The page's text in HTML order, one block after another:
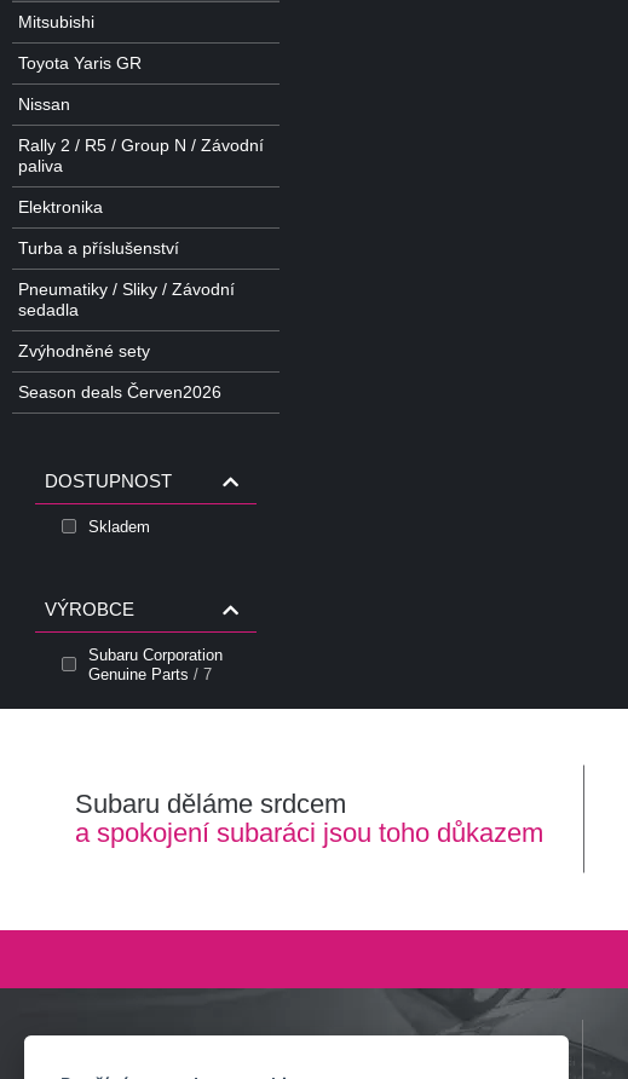
Mitsubishi
Toyota Yaris GR
Nissan
Rally 2 / R5 / Group N / Závodní
paliva
Elektronika
Turba a příslušenství
Pneumatiky / Sliky / Závodní
sedadla
Zvýhodněné sety
Season deals Červen2026
DOSTUPNOST
Skladem
VÝROBCE
Subaru Corporation
Genuine Parts / 7
Subaru děláme srdcem
a spokojení subaráci jsou toho důkazem